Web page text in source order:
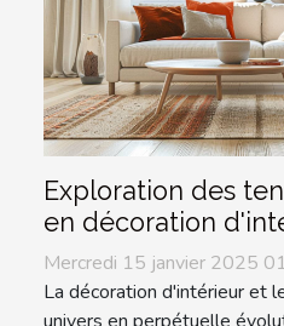
Exploration des
en décoration
Mercredi 15 janvier 2025
La décoration d'intérieur et